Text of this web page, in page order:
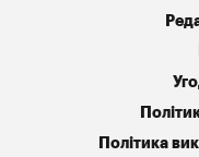
Політика